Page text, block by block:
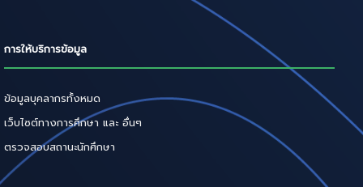
การให้บริการข้อมูล
ข้อมูลบุคลากรทั้งหมด
เว็บไซต์ทางการศึกษา และ อื่นๆ
ตรวจสอบสถานะนักศึกษา